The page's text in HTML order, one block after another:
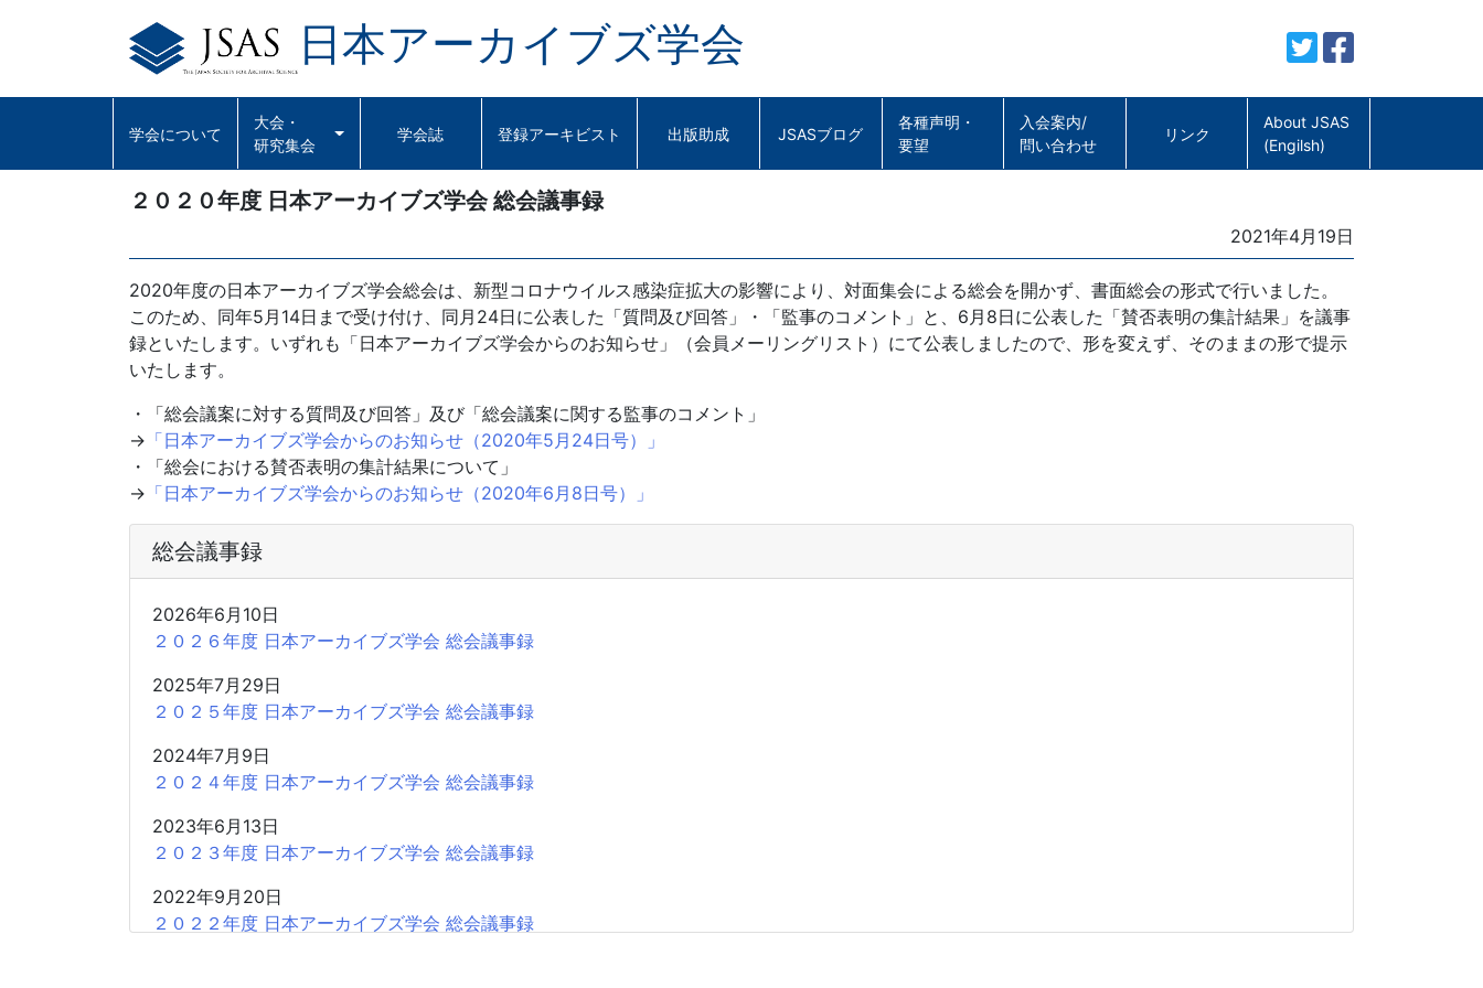
日本アーカイブズ学会
学会について
大会・
研究集会
学会誌 登録アーキビスト 出版助成 JSASブログ
各種声明・
要望
入会案内/
問い合わせ
リンク
About JSAS
(Engilsh)
２０２０年度 日本アーカイブズ学会 総会議事録
Posted
on
2021年4月19日
2020年度の日本アーカイブズ学会総会は、新型コロナウイルス感染症拡大の影響により、対面集会による総会を開かず、書面総会の形式で行いました。
このため、同年5月14日まで受け付け、同月24日に公表した「質問及び回答」・「監事のコメント」と、6月8日に公表した「賛否表明の集計結果」を議事
録といたします。いずれも「日本アーカイブズ学会からのお知らせ」（会員メーリングリスト）にて公表しましたので、形を変えず、そのままの形で提示
いたします。
・「総会議案に対する質問及び回答」及び「総会議案に関する監事のコメント」
→ 「日本アーカイブズ学会からのお知らせ（2020年5月24日号）」
・「総会における賛否表明の集計結果について」
→ 「日本アーカイブズ学会からのお知らせ（2020年6月8日号）」
総会議事録
2026年6月10日
２０２６年度 日本アーカイブズ学会 総会議事録
2025年7月29日
２０２５年度 日本アーカイブズ学会 総会議事録
2024年7月9日
２０２４年度 日本アーカイブズ学会 総会議事録
2023年6月13日
２０２３年度 日本アーカイブズ学会 総会議事録
2022年9月20日
２０２２年度 日本アーカイブズ学会 総会議事録